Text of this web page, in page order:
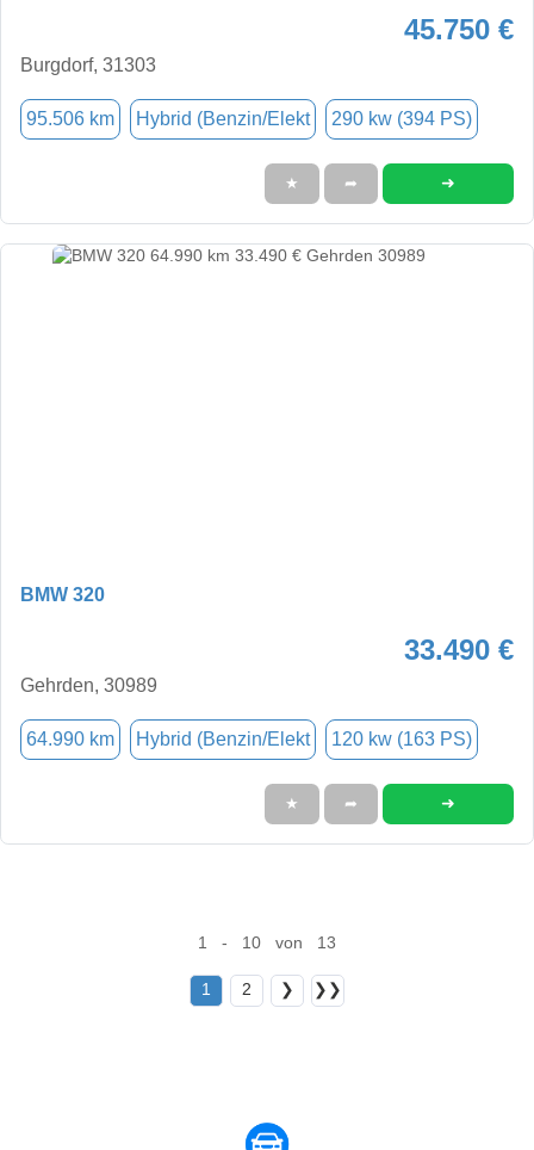
45.750 €
Burgdorf, 31303
95.506 km Hybrid (Benzin/Elekt 290 kw (394 PS)
★ ➦ ➜
BMW 320
33.490 €
Gehrden, 30989
64.990 km Hybrid (Benzin/Elekt 120 kw (163 PS)
★ ➦ ➜
1 - 10 von 13
1 2 ❯ ❯❯